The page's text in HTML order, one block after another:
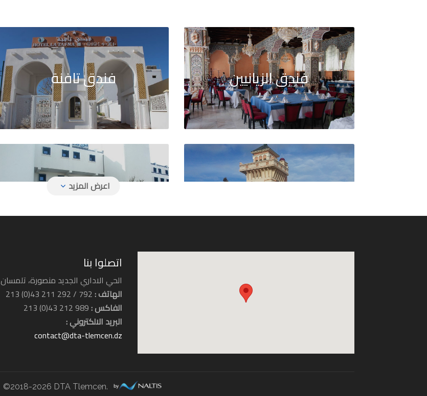
فندق الزيانيين فندق تافنة
فندق زيري
منزل سياحي عبلة ياسمين فندق إفريقيا
اتصلوا بنا
الحي الاداري الجديد منصورة، تلمسان
الهاتف :792 / 292 211 43(0) 213
الفاكس :989 212 43(0) 213
البريد الالكتروني :
contact@dta-tlemcen.dz
©2018-2026 DTA Tlemcen.